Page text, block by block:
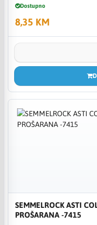
Dostupno
8,35 KM
SEMMELROCK ASTI
PROŠARANA -7415